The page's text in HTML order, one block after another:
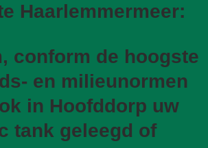
Haarlemmermeer:
conform de hoogste
en milieunormen
in Hoofddorp uw
tank geleegd of